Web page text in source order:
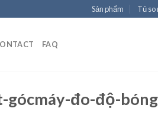
Sản phẩm Tủ so
FAQ
đo-độ-